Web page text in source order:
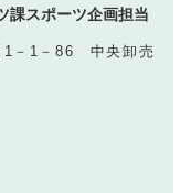
スポーツ企画担当
1－1－86 中央卸売